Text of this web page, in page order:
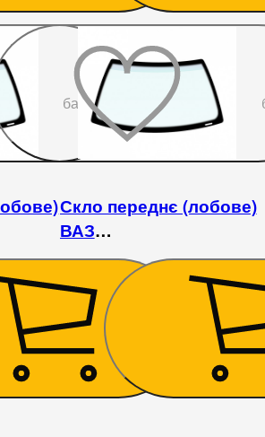
До
бажаного
2106/2107
Скло переднє (лобове)
ВАЗ
2101/2102/2104/2105/
/ Fiat 124/125
1 710